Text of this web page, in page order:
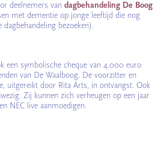
deelnemers van dagbehandeling De Boog
met dementie op jonge leeftijd die nog
bezoeken).
een symbolische cheque van 4.000 euro
van De Waalboog. De voorzitter en
uitgereikt door Rita Arts, in ontvangst. Ook
Zij kunnen zich verheugen op een jaar
NEC live aanmoedigen.